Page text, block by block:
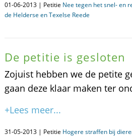
01-06-2013 | Petitie Nee tegen het snel- en
de Helderse en Texelse Reede
De petitie is gesloten
Zojuist hebben we de petite
gaan deze klaar maken ter
+Lees meer...
31-05-2013 | Petitie Hogere straffen bij